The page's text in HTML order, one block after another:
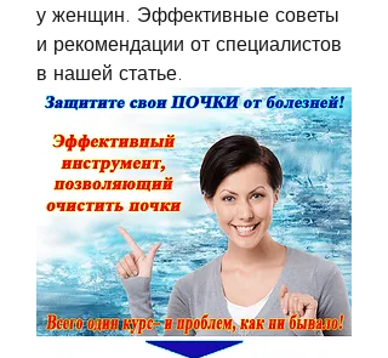
у женщин. Эффективные советы
и рекомендации от специалистов
в нашей статье.